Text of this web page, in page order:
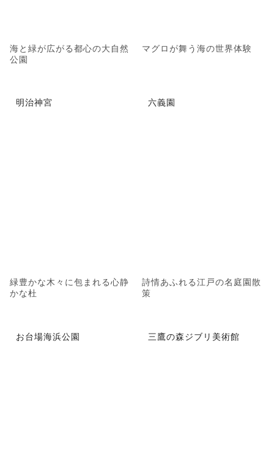
海と緑が広がる都心の大自然
公園
マグロが舞う海の世界体験
明治神宮
緑豊かな木々に包まれる心静
かな杜
六義園
詩情あふれる江戸の名庭園散
策
お台場海浜公園 三鷹の森ジブリ美術館